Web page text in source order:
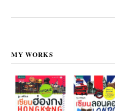
MY WORKS